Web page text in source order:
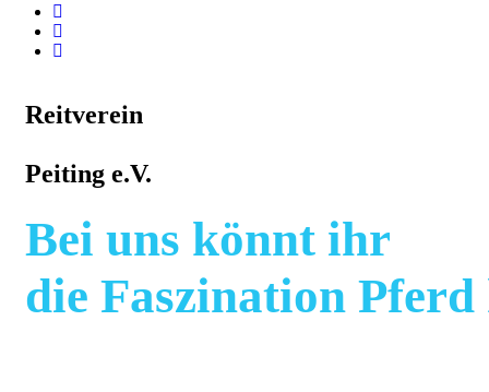
Reitverein
Peiting e.V.
Bei uns könnt ihr
die Faszination